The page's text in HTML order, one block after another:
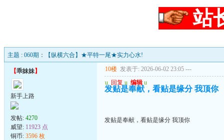
站
主题 : 060期：【纵横六合】★平特一尾★实力心水!
【乖妹妹】
新手上路
发帖: 4270
威望: 11923 点
铜币: 3596 枚
10楼 发表于: 2026-06-02 23:05 ---
u 回复 u 编辑 u
发贴是奉献，看贴是缘分 我顶你
发贴是奉献，看贴是缘分 我顶你